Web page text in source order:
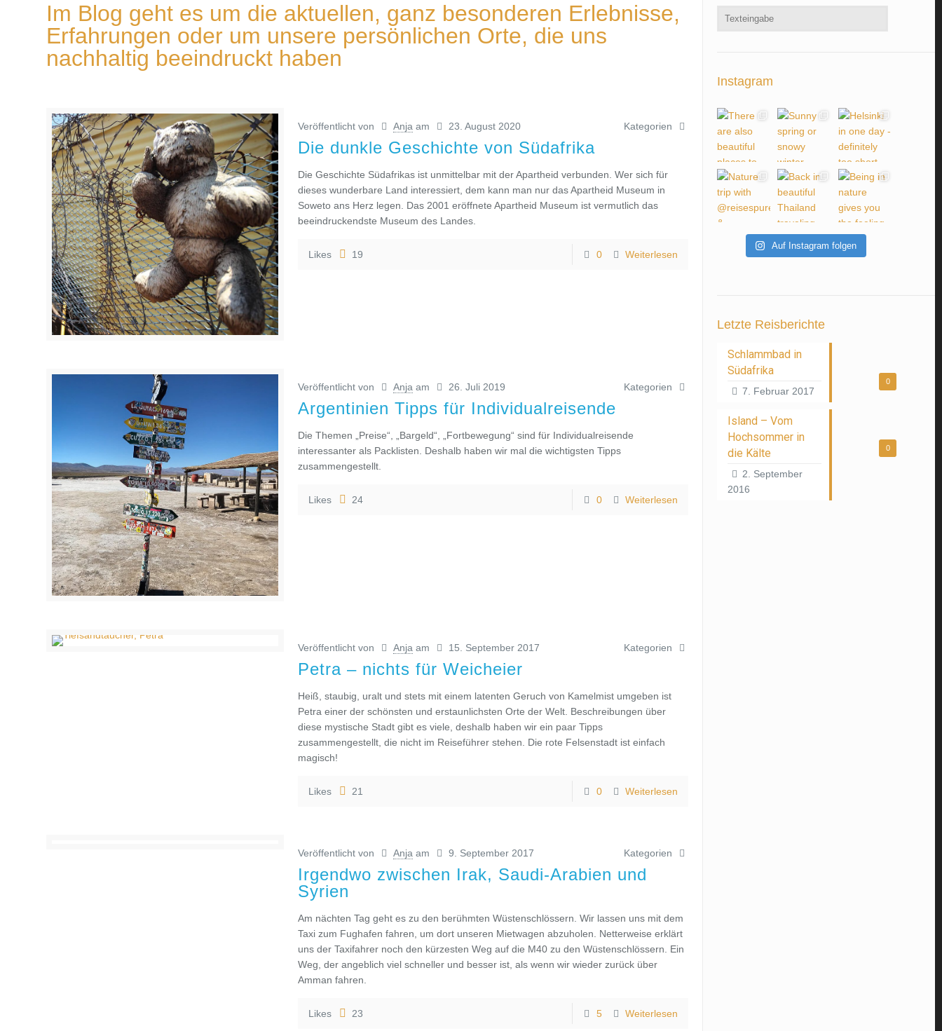
Im Blog geht es um die aktuellen, ganz besonderen Erlebnisse,
Erfahrungen oder um unsere persönlichen Orte, die uns
nachhaltig beeindruckt haben
Veröffentlicht von Anja am 23. August 2020 Kategorien
Die dunkle Geschichte von Südafrika
Die Geschichte Südafrikas ist unmittelbar mit der Apartheid verbunden. Wer sich für
dieses wunderbare Land interessiert, dem kann man nur das Apartheid Museum in
Soweto ans Herz legen. Das 2001 eröffnete Apartheid Museum ist vermutlich das
beeindruckendste Museum des Landes.
Likes 19 0 Weiterlesen
Veröffentlicht von Anja am 26. Juli 2019 Kategorien
Argentinien Tipps für Individualreisende
Die Themen „Preise“, „Bargeld“, „Fortbewegung“ sind für Individualreisende
interessanter als Packlisten. Deshalb haben wir mal die wichtigsten Tipps
zusammengestellt.
Likes 24 0 Weiterlesen
Veröffentlicht von Anja am 15. September 2017 Kategorien
Petra – nichts für Weicheier
Heiß, staubig, uralt und stets mit einem latenten Geruch von Kamelmist umgeben ist
Petra einer der schönsten und erstaunlichsten Orte der Welt. Beschreibungen über
diese mystische Stadt gibt es viele, deshalb haben wir ein paar Tipps
zusammengestellt, die nicht im Reiseführer stehen. Die rote Felsenstadt ist einfach
magisch!
Likes 21 0 Weiterlesen
Veröffentlicht von Anja am 9. September 2017 Kategorien
Irgendwo zwischen Irak, Saudi-Arabien und
Syrien
Am nächten Tag geht es zu den berühmten Wüstenschlössern. Wir lassen uns mit dem
Taxi zum Fughafen fahren, um dort unseren Mietwagen abzuholen. Netterweise erklärt
uns der Taxifahrer noch den kürzesten Weg auf die M40 zu den Wüstenschlössern. Ein
Weg, der angeblich viel schneller und besser ist, als wenn wir wieder zurück über
Amman fahren.
Likes 23 5 Weiterlesen
Instagram
Auf Instagram folgen
Letzte Reisberichte
0
Schlammbad in
Südafrika
7. Februar 2017
0
Island – Vom
Hochsommer in
die Kälte
2. September
2016